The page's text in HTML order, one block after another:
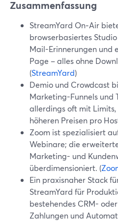
Zusammenfassung
StreamYard On‑Air
browserbasiertes
Mail-Erinnerungen und
Page – alles ohne
(StreamYard)
Demio und Crowdcast
Marketing-Funnels und
allerdings oft mit
höheren Preisen pro
Zoom ist spezialisiert
Webinare; die
Marketing- und
überdimensioniert. (
Ein praxisnaher Stack
StreamYard für
bestehendes CRM-
Zahlungen und